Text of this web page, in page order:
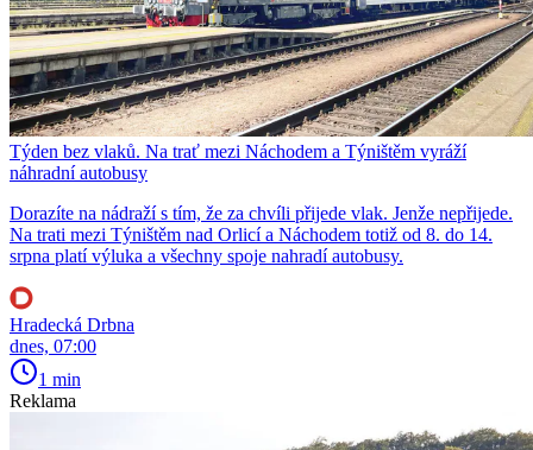
Týden bez vlaků. Na trať mezi Náchodem a Týništěm vyráží
náhradní autobusy
Dorazíte na nádraží s tím, že za chvíli přijede vlak. Jenže nepřijede.
Na trati mezi Týništěm nad Orlicí a Náchodem totiž od 8. do 14.
srpna platí výluka a všechny spoje nahradí autobusy.
Hradecká Drbna
dnes, 07:00
1 min
Reklama